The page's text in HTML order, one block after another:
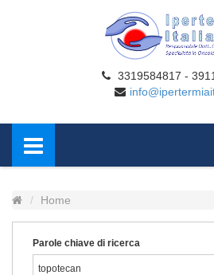
3319584817 -
Home
Parole chiave di ricerca